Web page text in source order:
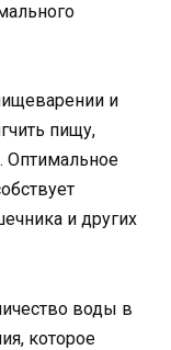
и
пищу,
Оптимальное
и других
воды в
которое